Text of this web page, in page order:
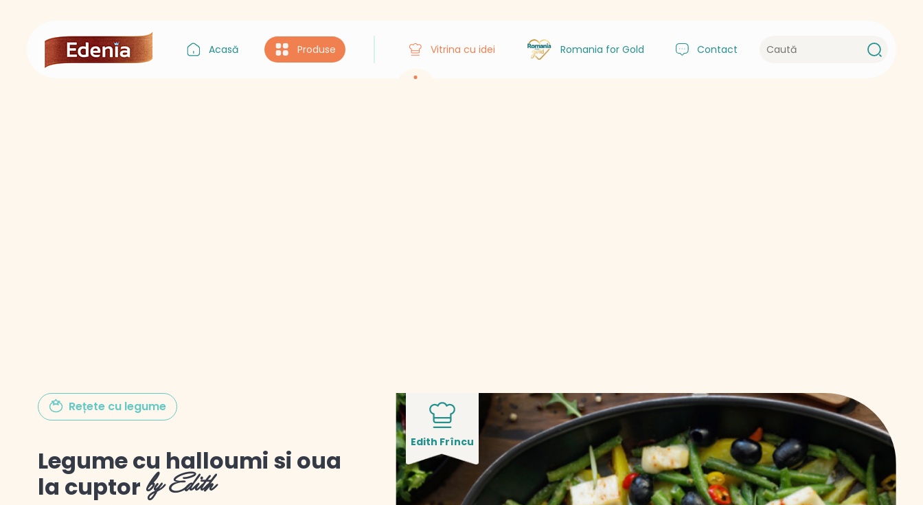
Acasă Produse
Gustul Libanului
Vitrina cu idei Romania for Gold Contact
Edith Frîncu
Rețete cu legume
Legume cu halloumi si oua
la cuptor by Edith